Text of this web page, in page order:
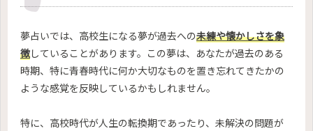
夢占いでは、高校生になる夢が過去への未練や懐かしさを象
徴していることがあります。この夢は、あなたが過去のある
時期、特に青春時代に何か大切なものを置き忘れてきたかの
ような感覚を反映しているかもしれません。
特に、高校時代が人生の転換期であったり、未解決の問題が